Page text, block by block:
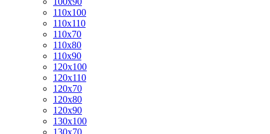
110x100
110x110
110x70
110x80
110x90
120x100
120x110
120x70
120x80
120x90
130x100
130x70